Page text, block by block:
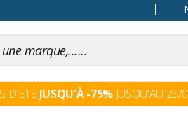
D'ÉTÉ JUSQU'À -75%JUSQU'AU 25/